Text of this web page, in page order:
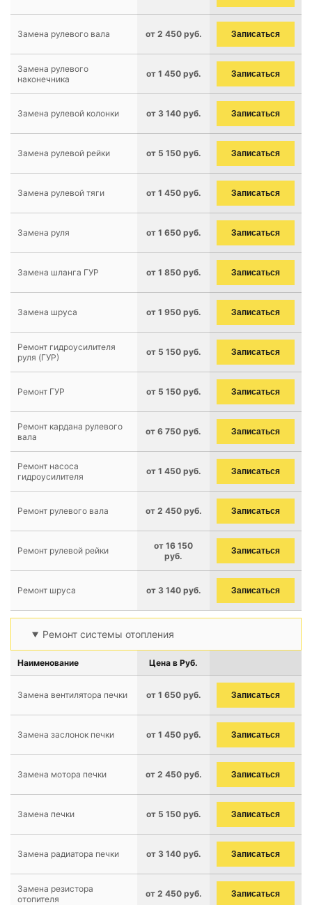
Замена рулевого вала от 2 450 руб. Записаться
Замена рулевого
наконечника
от 1 450 руб. Записаться
Замена рулевой колонки от 3 140 руб. Записаться
Замена рулевой рейки от 5 150 руб. Записаться
Замена рулевой тяги от 1 450 руб. Записаться
Замена руля от 1 650 руб. Записаться
Замена шланга ГУР от 1 850 руб. Записаться
Замена шруса от 1 950 руб. Записаться
Ремонт гидроусилителя
руля (ГУР)
от 5 150 руб. Записаться
Ремонт ГУР от 5 150 руб. Записаться
Ремонт кардана рулевого
вала
от 6 750 руб. Записаться
Ремонт насоса
гидроусилителя
от 1 450 руб. Записаться
Ремонт рулевого вала от 2 450 руб. Записаться
Ремонт рулевой рейки
от 16 150
руб.
Записаться
Ремонт шруса от 3 140 руб. Записаться
Ремонт системы отопления
Наименование Цена в Руб.
Замена вентилятора печки от 1 650 руб. Записаться
Замена заслонок печки от 1 450 руб. Записаться
Замена мотора печки от 2 450 руб. Записаться
Замена печки от 5 150 руб. Записаться
Замена радиатора печки от 3 140 руб. Записаться
Замена резистора
отопителя
от 2 450 руб. Записаться